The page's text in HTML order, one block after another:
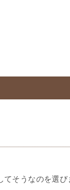
そうなのを選び